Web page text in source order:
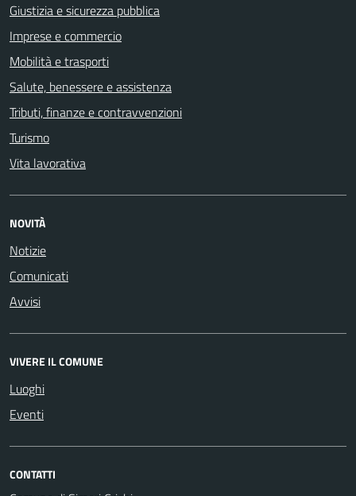
Giustizia e sicurezza pubblica
Imprese e commercio
Mobilità e trasporti
Salute, benessere e assistenza
Tributi, finanze e contravvenzioni
Turismo
Vita lavorativa
NOVITÀ
Notizie
Comunicati
Avvisi
VIVERE IL COMUNE
Luoghi
Eventi
CONTATTI